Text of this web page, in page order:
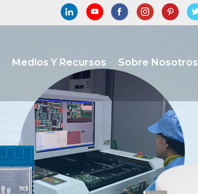
Medios Y Recursos Sobre Nosotros